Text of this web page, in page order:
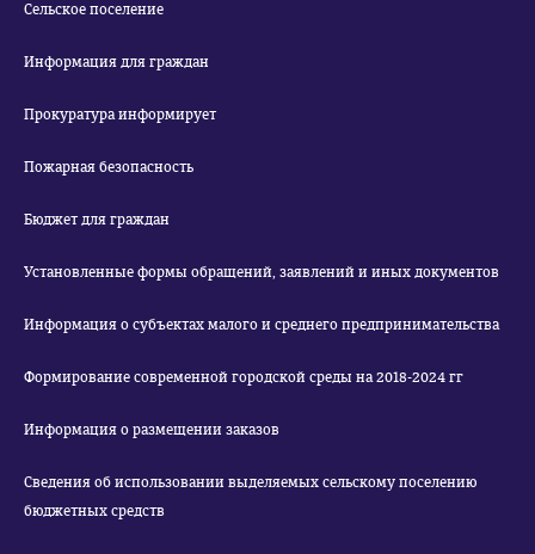
Сельское поселение
Информация для граждан
Прокуратура информирует
Пожарная безопасность
Бюджет для граждан
Установленные формы обращений, заявлений и иных документов
Информация о субъектах малого и среднего предпринимательства
Формирование современной городской среды на 2018-2024 гг
Информация о размещении заказов
Сведения об использовании выделяемых сельскому поселению
бюджетных средств